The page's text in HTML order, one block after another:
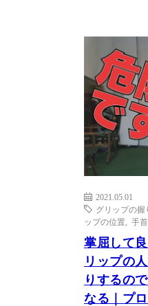
2021.05.01
グリップの握
ップの位置
手
掌屈して
リップの
りするの
なる｜プ